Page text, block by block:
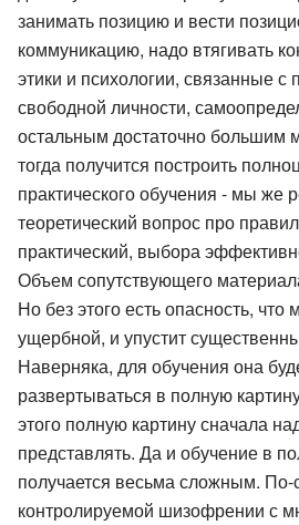
занимать позицию и вести
коммуникацию, надо втягивать
этики и психологии, связанные с
свободной личности,
остальным достаточно большим
тогда получится построить
практического обучения - мы же
теоретический вопрос про
практический, выбора
Объем сопутствующего
Но без этого есть опасность, что
ущербной, и упустит
Наверняка, для обучения она
развертываться в полную
этого полную картину сначала
представлять. Да и обучение в
получается весьма сложным. По-
контролируемой шизофрении с